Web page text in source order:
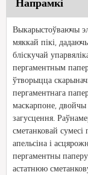
Напрамкі
Выкарыстоўваючы
мяккай пікі,
бліскучай
пергаментным
ўтворыцца
пергаментнага
маскарпоне, двойчы
загусцення.
сметанковай
апельсіна і
пергаментны
астатнюю